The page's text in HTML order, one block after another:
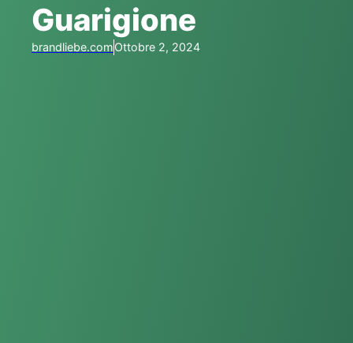
Guarigione
brandliebe.comOttobre 2, 2024